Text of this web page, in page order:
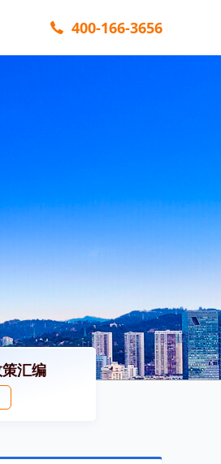
400-166-3656
汇编